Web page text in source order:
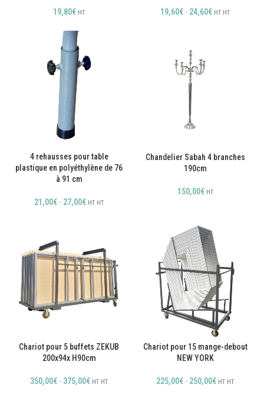
19,80€ HT 19,60€ - 24,60€ HT HT
4 rehausses pour table
plastique en polyéthylène de 76
à 91 cm
21,00€ - 27,00€ HT HT
Chandelier Sabah 4 branches
190cm
150,00€ HT
Chariot pour 5 buffets ZEKUB
200x94x H90cm
350,00€ - 375,00€ HT HT
Chariot pour 15 mange-debout
NEW YORK
225,00€ - 250,00€ HT HT